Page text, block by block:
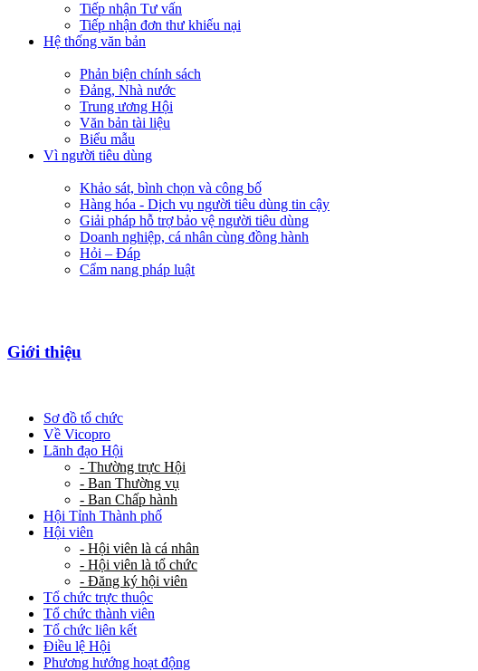
Tiếp nhận Tư vấn
Tiếp nhận đơn thư khiếu nại
Hệ thống văn bản
Phản biện chính sách
Đảng, Nhà nước
Trung ương Hội
Văn bản tài liệu
Biểu mẫu
Vì người tiêu dùng
Khảo sát, bình chọn và công bố
Hàng hóa - Dịch vụ người tiêu dùng tin cậy
Giải pháp hỗ trợ bảo vệ người tiêu dùng
Doanh nghiệp, cá nhân cùng đồng hành
Hỏi – Đáp
Cẩm nang pháp luật
Giới thiệu
Sơ đồ tổ chức
Về Vicopro
Lãnh đạo Hội
- Thường trực Hội
- Ban Thường vụ
- Ban Chấp hành
Hội Tỉnh Thành phố
Hội viên
- Hội viên là cá nhân
- Hội viên là tổ chức
- Đăng ký hội viên
Tổ chức trực thuộc
Tổ chức thành viên
Tổ chức liên kết
Điều lệ Hội
Phương hướng hoạt động